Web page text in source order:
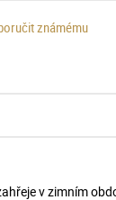
známému
v zimním